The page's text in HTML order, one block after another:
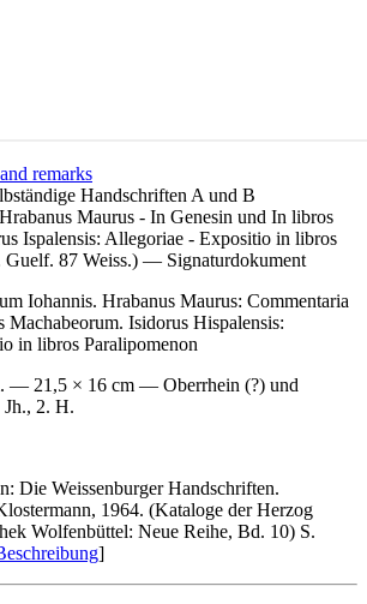
remarks
Handschriften A und B
Maurus - In Genesin und In libros
Ispalensis: Allegoriae - Expositio in libros
Guelf. 87 Weiss.) — Signaturdokument
Iohannis. Hrabanus Maurus: Commentaria
Machabeorum. Isidorus Hispalensis:
in libros Paralipomenon
— 21,5 × 16 cm — Oberrhein (?) und
2. H.
Die Weissenburger Handschriften.
1964. (Kataloge der Herzog
Wolfenbüttel: Neue Reihe, Bd. 10) S.
]